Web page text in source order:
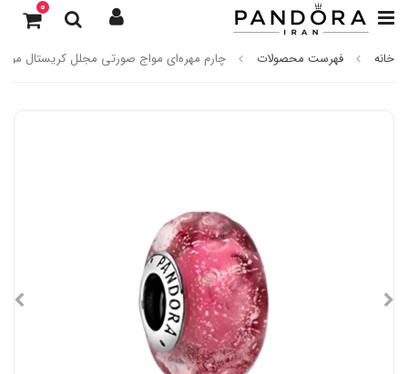
0
خانه فهرست محصولات چارم مهره‌ای مواج صورتی مجلل کریستال